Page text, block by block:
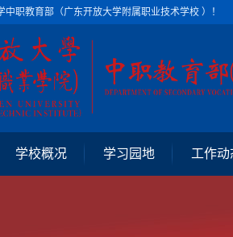
职教育部（广东开放大学附属职业技术学校 ）！
学校概况 学习园地 工作动